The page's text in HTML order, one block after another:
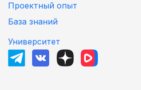
Проектный опыт
База знаний
Университет